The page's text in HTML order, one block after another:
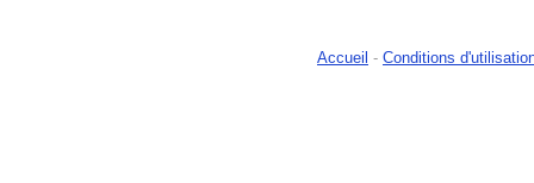
Accueil - Conditions